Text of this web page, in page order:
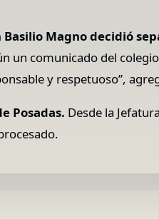
Magno decidió
un comunicado del
y respetuoso”,
Posadas. Desde la